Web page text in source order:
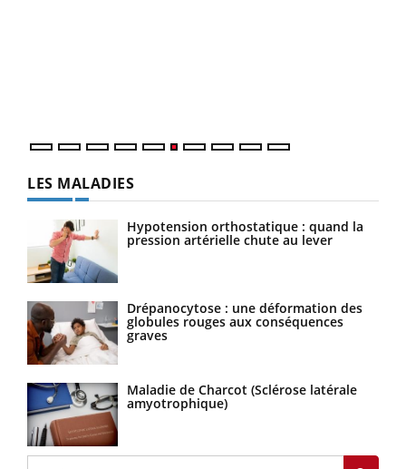
LES MALADIES
Hypotension orthostatique : quand la
pression artérielle chute au lever
Drépanocytose : une déformation des
globules rouges aux conséquences
graves
Maladie de Charcot (Sclérose latérale
amyotrophique)